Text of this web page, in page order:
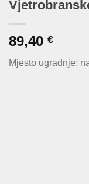
89,40 €
Mjesto ugradnje: